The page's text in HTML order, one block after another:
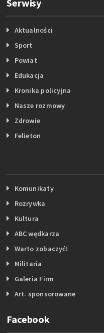
Serwisy
Aktualności
Sport
Powiat
Edukacja
Kronika policyjna
Nasze rozmowy
Zdrowie
Felieton
Komunikaty
Rozrywka
Kultura
ABC wędkarza
Warto zobaczyć!
Militaria
Galeria Firm
Art. sponsorowane
Facebook